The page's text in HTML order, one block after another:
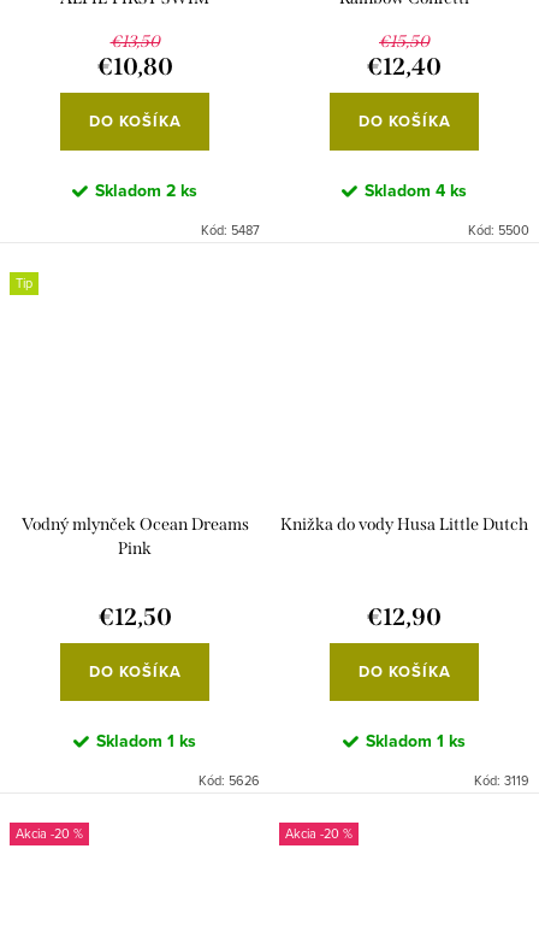
€13,50
€10,80
DO KOŠÍKA
Skladom 2 ks
Kód: 5487
€15,50
€12,40
DO KOŠÍKA
Skladom 4 ks
Kód: 5500
Tip
Vodný mlynček Ocean Dreams
Pink
€12,50
DO KOŠÍKA
Skladom 1 ks
Kód: 5626
Knižka do vody Husa Little Dutch
€12,90
DO KOŠÍKA
Skladom 1 ks
Kód: 3119
-20 % -20 %